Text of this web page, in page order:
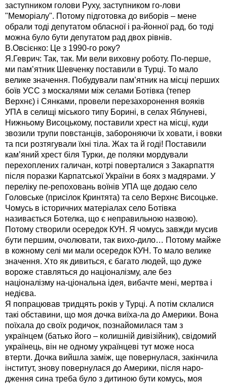
заступником голови Руху, заступником го-лови
"Меморіалу". Потому підготовка до виборів – мене
обрали тоді депутатом обласної і ра-йонної рад, бо тоді
можна було бути депутатом рад двох рівнів.
В.Овсієнко: Це з 1990-го року?
Я.Геврич: Так, так. Ми вели виховну роботу. По-перше,
ми пам’ятник Шевченку поставили в Турці. То мало
велике значення. Побудували пам’ятник на місці перших
боїв УСС з москалями між селами Ботівка (тепер
Верхнє) і Сянками, провели перезахоронення вояків
УПА в селищі міського типу Борині, в селах Яблуневі,
Нижньому Висоцькому, поставили хрест на місці, куди
звозили трупи повстанців, забороняючи їх ховати, і вовки
та пси розтягували їхні тіла. Жах та й годі! Поставили
кам’яний хрест біля Турки, де поляки мордували
перехоплених галичан, котрі поверталися з Закарпаття
після поразки Карпатської України в боях з мадярами. У
переліку пе-репоховань воїнів УПА ще додаю село
Головське (присілок Кринтята) та село Верхнє Висоцьке.
Чомусь в історичних матеріалах село Ботівка
називається Ботелка, що є неправильною назвою).
Потому створили осередок КУН. Я чомусь завжди мусив
бути першим, очолювати, так вихо-дило… Потому майже
в кожному селі ми мали осередок КУН. То мало велике
значення. Хто як дивиться, є багато людей, що дуже
вороже ставляться до націоналізму, але без
націоналізму на-ціональна ідея, вибачте мені, мертва і
недієва.
Я попрацював тридцять років у Турці. А потім склалися
такі обставини, що моя дочка виїха-ла до Америки. Вона
поїхала до своїх родичок, познайомилася там з
українцем (батько його – колишній дивізійник), свідомий
українець, він не одному українцеві тут може носа
втерти. Дочка вийшла заміж, ще повернулася, закінчила
інститут, знову повернулася до Америки, після наро-
дження сина треба було з дитиною бути комусь, моя